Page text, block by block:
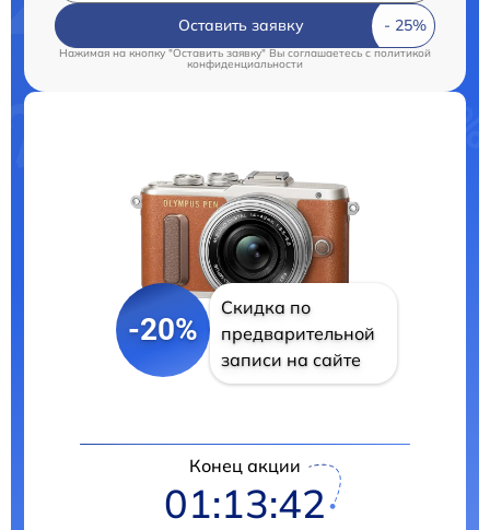
Оставить заявку
Нажимая на кнопку "Оставить заявку" Вы соглашаетесь c политикой
конфиденциальности
-20%
Скидка по
предварительной
записи на сайте
Конец акции
01:13:41